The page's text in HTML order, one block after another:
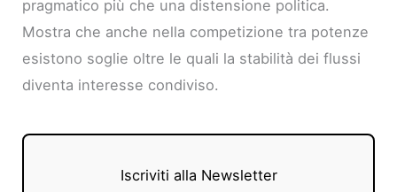
pragmatico più che una distensione politica.
Mostra che anche nella competizione tra potenze
esistono soglie oltre le quali la stabilità dei flussi
diventa interesse condiviso.
Iscriviti alla Newsletter